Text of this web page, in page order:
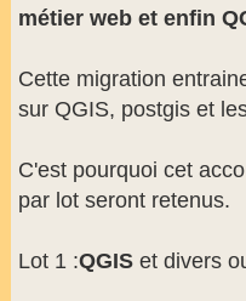
métier web et enfin
Cette migration
sur QGIS, postgis et
C'est pourquoi cet
par lot seront retenus.
Lot 1 :QGIS et divers